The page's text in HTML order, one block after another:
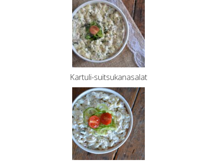
Kartuli-suitsukanasalat